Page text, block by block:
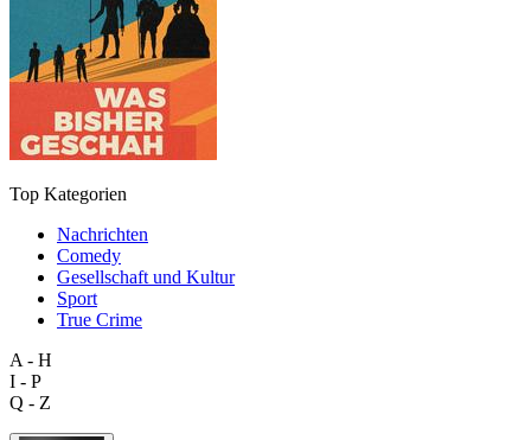
Top Kategorien
Nachrichten
Comedy
Gesellschaft und Kultur
Sport
True Crime
A - H
I - P
Q - Z